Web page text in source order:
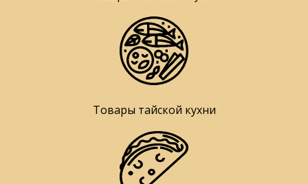
Товары тайской кухни